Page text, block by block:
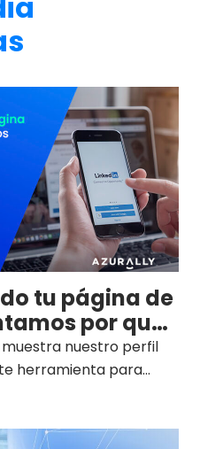
tu página de
por qué
muestra nuestro perfil
herramienta para
global de nuestro
2023 alcanzaban los